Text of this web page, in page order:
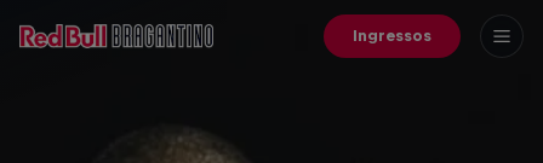
Ingressos